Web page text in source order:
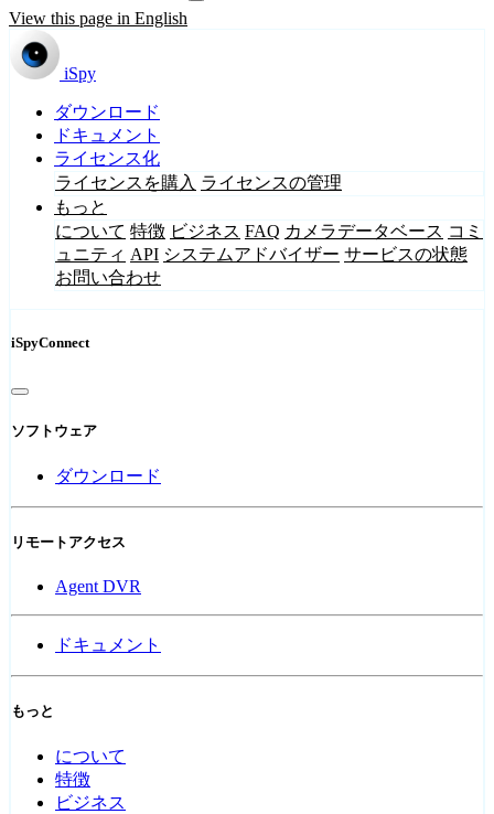
View this page in English
iSpy
ダウンロード
ドキュメント
ライセンス化
ライセンスを購入 ライセンスの管理
もっと
について 特徴 ビジネス FAQ カメラデータベース コミ
ュニティ API システムアドバイザー サービスの状態
お問い合わせ
iSpyConnect
ソフトウェア
ダウンロード
リモートアクセス
Agent DVR
ドキュメント
もっと
について
特徴
ビジネス